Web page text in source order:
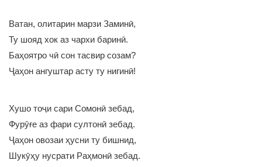
Ватан, олитарин марзи Заминӣ,
Ту шояд хок аз чархи баринӣ.
Баҳоятро чӣ сон тасвир созам?
Ҷаҳон ангуштар асту ту нигинӣ!
Хушо тоҷи сари Сомонӣ зебад,
Фурӯғе аз фари султонӣ зебад.
Ҷаҳон овозаи ҳусни ту бишнид,
Шукӯҳу нусрати Раҳмонӣ зебад.